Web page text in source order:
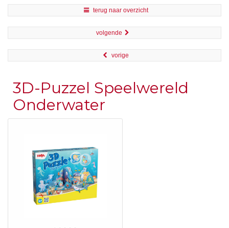
terug naar overzicht
volgende
vorige
3D-Puzzel Speelwereld
Onderwater